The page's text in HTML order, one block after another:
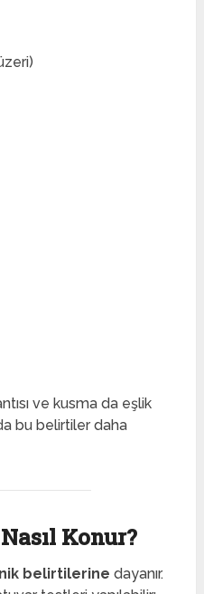
ve kusma da eşlik
bu belirtiler daha
Konur?
belirtilerine dayanır.